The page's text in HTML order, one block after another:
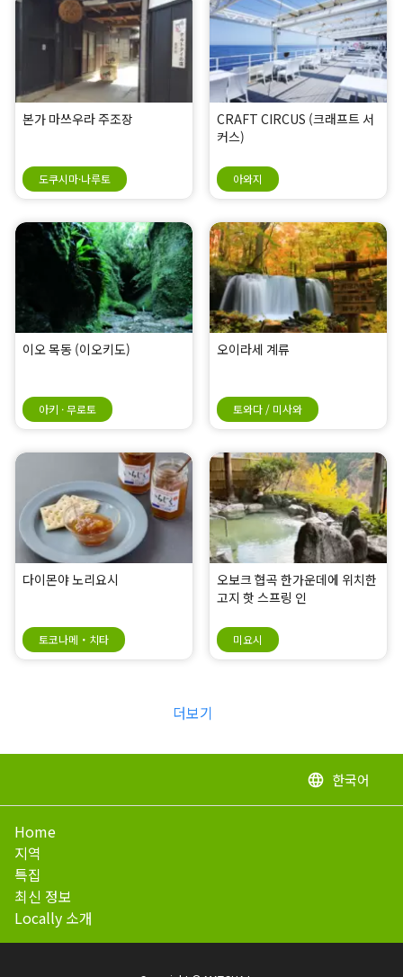
본가 마쓰우라 주조장
도쿠시마·나루토
CRAFT CIRCUS (크래프트 서
커스)
아와지
이오 목동 (이오키도)
아키 · 무로토
오이라세 계류
토와다 / 미사와
다이몬야 노리요시
토코나메・치타
오보크 협곡 한가운데에 위치한
고지 핫 스프링 인
미요시
더보기
language 한국어
Home
지역
특집
최신 정보
Locally 소개